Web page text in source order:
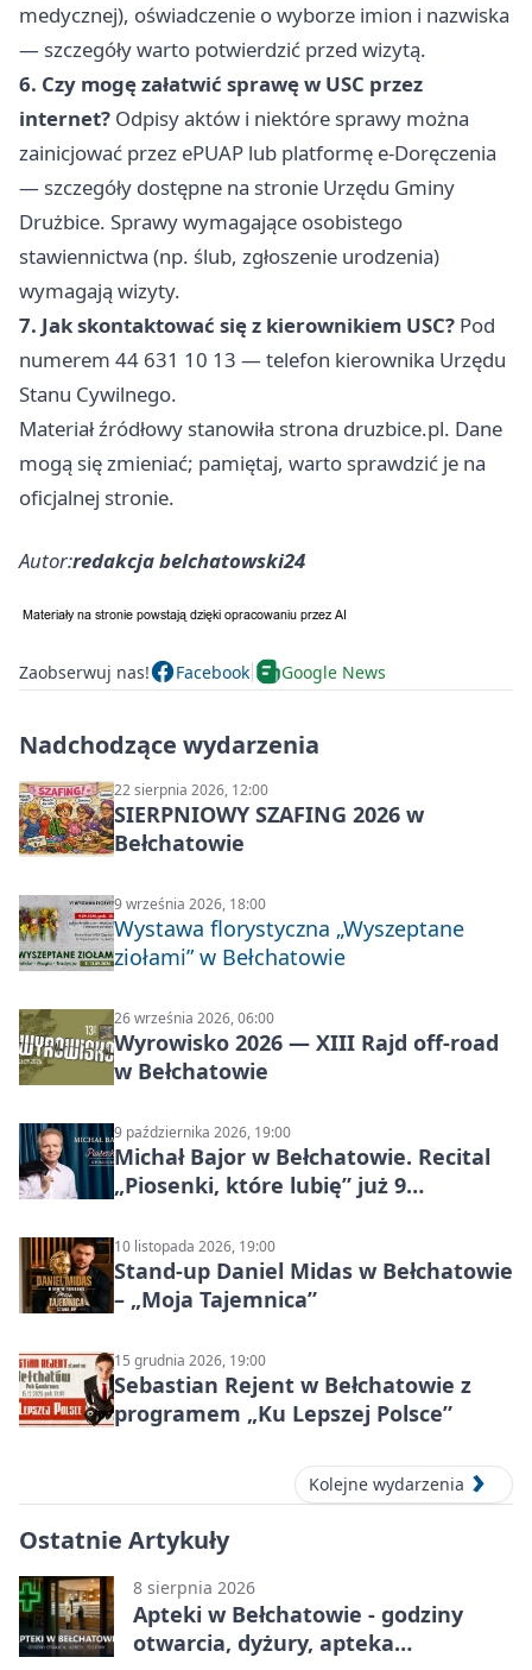
medycznej), oświadczenie o wyborze imion i nazwiska
— szczegóły warto potwierdzić przed wizytą.
6. Czy mogę załatwić sprawę w USC przez
internet? Odpisy aktów i niektóre sprawy można
zainicjować przez ePUAP lub platformę e-Doręczenia
— szczegóły dostępne na stronie Urzędu Gminy
Drużbice. Sprawy wymagające osobistego
stawiennictwa (np. ślub, zgłoszenie urodzenia)
wymagają wizyty.
7. Jak skontaktować się z kierownikiem USC? Pod
numerem 44 631 10 13 — telefon kierownika Urzędu
Stanu Cywilnego.
Materiał źródłowy stanowiła strona druzbice.pl. Dane
mogą się zmieniać; pamiętaj, warto sprawdzić je na
oficjalnej stronie.
Autor:redakcja belchatowski24
Zaobserwuj nas! Facebook Google News
Nadchodzące wydarzenia
22 sierpnia 2026, 12:00
SIERPNIOWY SZAFING 2026 w
Bełchatowie
9 września 2026, 18:00
Wystawa florystyczna „Wyszeptane
ziołami” w Bełchatowie
26 września 2026, 06:00
Wyrowisko 2026 — XIII Rajd off‑road
w Bełchatowie
9 października 2026, 19:00
Michał Bajor w Bełchatowie. Recital
„Piosenki, które lubię” już 9
10 listopada 2026, 19:00
Stand-up Daniel Midas w Bełchatowie
– „Moja Tajemnica”
15 grudnia 2026, 19:00
Sebastian Rejent w Bełchatowie z
programem „Ku Lepszej Polsce”
Kolejne wydarzenia
Ostatnie Artykuły
8 sierpnia 2026
Apteki w Bełchatowie - godziny
otwarcia, dyżury, apteka